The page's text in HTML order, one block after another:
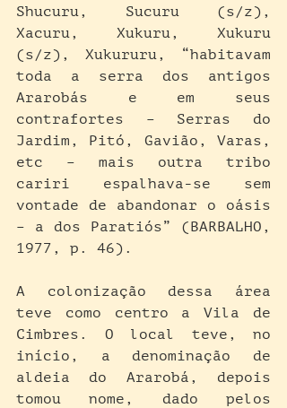
Shucuru, Sucuru (s/z),
Xacuru, Xukuru, Xukuru
(s/z), Xukururu, “habitavam
toda a serra dos antigos
Ararobás e em seus
contrafortes – Serras do
Jardim, Pitó, Gavião, Varas,
etc – mais outra tribo
cariri espalhava-se sem
vontade de abandonar o oásis
– a dos Paratiós” (BARBALHO,
1977, p. 46).
A colonização dessa área
teve como centro a Vila de
Cimbres. O local teve, no
início, a denominação de
aldeia do Ararobá, depois
tomou nome, dado pelos